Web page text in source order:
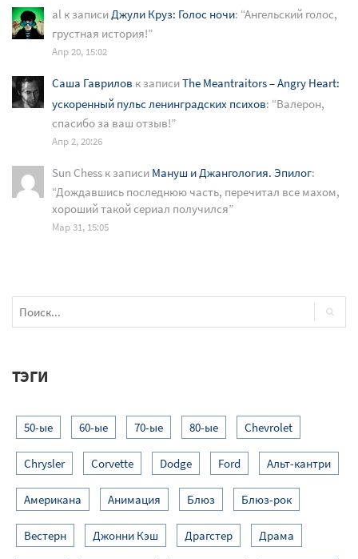
al к записиДжули Круз: Голос ночи: “Ангельский голос,
грустная история!”
Апр 20, 15:02
Саша Гаврилов к записиThe Meantraitors – Angry Heart:
ускоренный пульс ленинградских психов: “Валерон,
спасибо за ваш отзыв!”
Апр 2, 20:26
Sun Chess к записи Мануш и Джангология. Эпилог:
“Дождавшись последнюю часть, перечитал все махом,
хороший такой сериал получился”
Мар 31, 15:05
ТЭГИ
50-ые 60-ые 70-ые 80-ые Chevrolet
Chrysler Corvette Dodge Ford Альт-кантри
Американа Анимация Блюз Блюз-рок
Вестерн Джонни Кэш Драгстер Драма